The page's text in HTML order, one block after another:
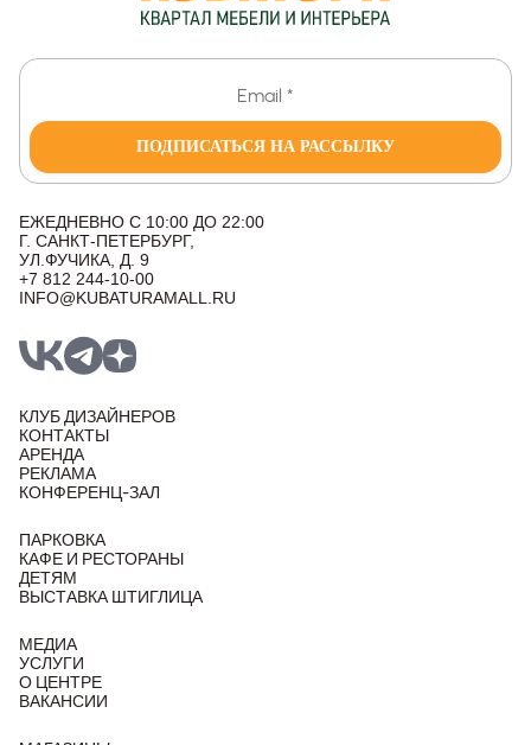
ПОДПИСАТЬСЯ НА РАССЫЛКУ
ЕЖЕДНЕВНО С 10:00 ДО 22:00
Г. САНКТ-ПЕТЕРБУРГ,
УЛ.ФУЧИКА, Д. 9
+7 812 244-10-00
INFO@KUBATURAMALL.RU
КЛУБ ДИЗАЙНЕРОВ
КОНТАКТЫ
АРЕНДА
РЕКЛАМА
КОНФЕРЕНЦ-ЗАЛ
ПАРКОВКА
КАФЕ И РЕСТОРАНЫ
ДЕТЯМ
ВЫСТАВКА ШТИГЛИЦА
МЕДИА
УСЛУГИ
О ЦЕНТРЕ
ВАКАНСИИ